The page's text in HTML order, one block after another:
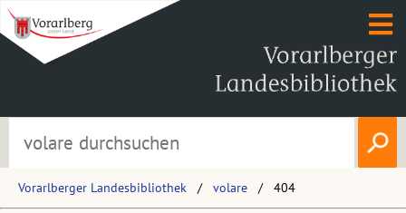
Vorarlberger Landesbibliothek volare 404